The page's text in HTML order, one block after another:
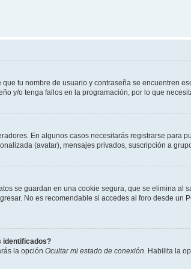
tu nombre de usuario y contraseña se encuentren
y/o tenga fallos en la programación, por lo que
En algunos casos necesitarás registrarse para
(avatar), mensajes privados, suscripción a
se guardan en una cookie segura, que se elimina al
No es recomendable si accedes al foro desde
identificados?
la opción Ocultar mi estado de conexión. Habilita la